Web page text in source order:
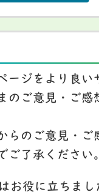
ージをより良い
のご意見・ご感
らのご意見・ご
ご了承ください。
お役に立ちまし